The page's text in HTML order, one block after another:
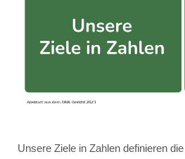
Unsere Ziele in Zahlen definieren